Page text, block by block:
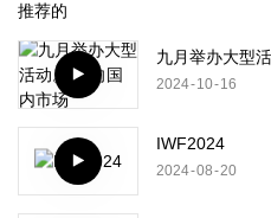
推荐的
九月举办大型
2024 10 16
IWF2024
2024 08 20